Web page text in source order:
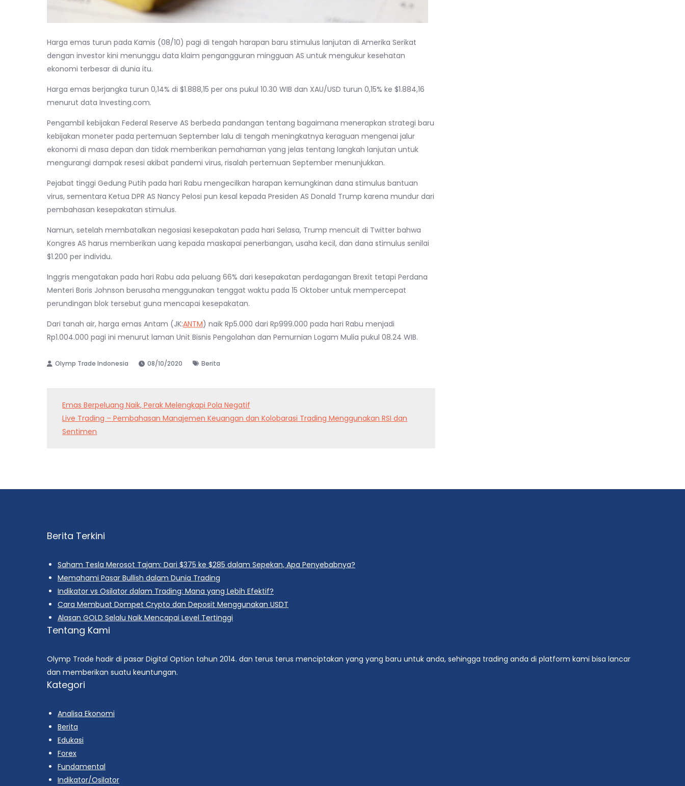
Harga emas turun pada Kamis (08/10) pagi di tengah harapan baru stimulus lanjutan di Amerika Serikat
dengan investor kini menunggu data klaim pengangguran mingguan AS untuk mengukur kesehatan
ekonomi terbesar di dunia itu.
Harga emas berjangka turun 0,14% di $1.888,15 per ons pukul 10.30 WIB dan XAU/USD turun 0,15% ke $1.884,16
menurut data Investing.com.
Pengambil kebijakan Federal Reserve AS berbeda pandangan tentang bagaimana menerapkan strategi baru
kebijakan moneter pada pertemuan September lalu di tengah meningkatnya keraguan mengenai jalur
ekonomi di masa depan dan tidak memberikan pemahaman yang jelas tentang langkah lanjutan untuk
mengurangi dampak resesi akibat pandemi virus, risalah pertemuan September menunjukkan.
Pejabat tinggi Gedung Putih pada hari Rabu mengecilkan harapan kemungkinan dana stimulus bantuan
virus, sementara Ketua DPR AS Nancy Pelosi pun kesal kepada Presiden AS Donald Trump karena mundur dari
pembahasan kesepakatan stimulus.
Namun, setelah membatalkan negosiasi kesepakatan pada hari Selasa, Trump mencuit di Twitter bahwa
Kongres AS harus memberikan uang kepada maskapai penerbangan, usaha kecil, dan dana stimulus senilai
$1.200 per individu.
Inggris mengatakan pada hari Rabu ada peluang 66% dari kesepakatan perdagangan Brexit tetapi Perdana
Menteri Boris Johnson berusaha menggunakan tenggat waktu pada 15 Oktober untuk mempercepat
perundingan blok tersebut guna mencapai kesepakatan.
Dari tanah air, harga emas Antam (JK:ANTM) naik Rp5.000 dari Rp999.000 pada hari Rabu menjadi
Rp1.004.000 pagi ini menurut laman Unit Bisnis Pengolahan dan Pemurnian Logam Mulia pukul 08.24 WIB.
08/10/2020 Berita
Post
navigation
Emas Berpeluang Naik, Perak Melengkapi Pola Negatif
Live Trading – Pembahasan Manajemen Keuangan dan Kolobarasi Trading Menggunakan RSI dan
Sentimen
Berita Terkini
Saham Tesla Merosot Tajam: Dari $375 ke $285 dalam Sepekan, Apa Penyebabnya?
Memahami Pasar Bullish dalam Dunia Trading
Indikator vs Osilator dalam Trading: Mana yang Lebih Efektif?
Cara Membuat Dompet Crypto dan Deposit Menggunakan USDT
Alasan GOLD Selalu Naik Mencapai Level Tertinggi
Tentang Kami
Olymp Trade hadir di pasar Digital Option tahun 2014. dan terus terus menciptakan yang yang baru untuk anda, sehingga trading anda di platform kami bisa lancar
dan memberikan suatu keuntungan.
Kategori
Analisa Ekonomi
Berita
Edukasi
Forex
Fundamental
Indikator/Osilator